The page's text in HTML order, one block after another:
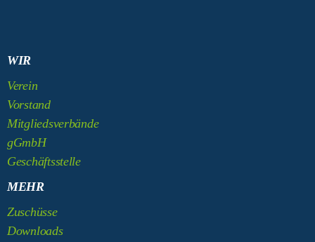
WIR
Verein
Vorstand
Mitgliedsverbände
gGmbH
Geschäftsstelle
MEHR
Zuschüsse
Downloads